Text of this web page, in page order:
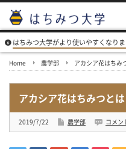
はちみつ大学がより使いやすくなり
Home 農学部 アカシア花はちみ
アカシア花はちみつとは
2019/7/22 農学部 コメン